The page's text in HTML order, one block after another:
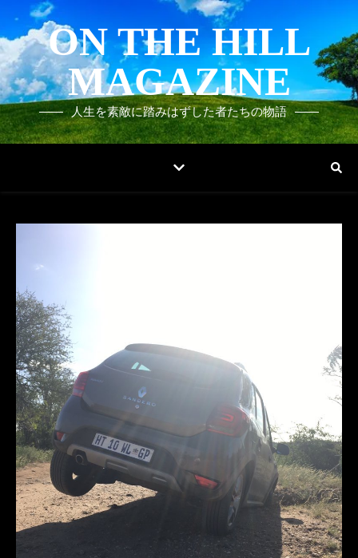
ON THE HILL
MAGAZINE
人生を素敵に踏みはずした者たちの物語